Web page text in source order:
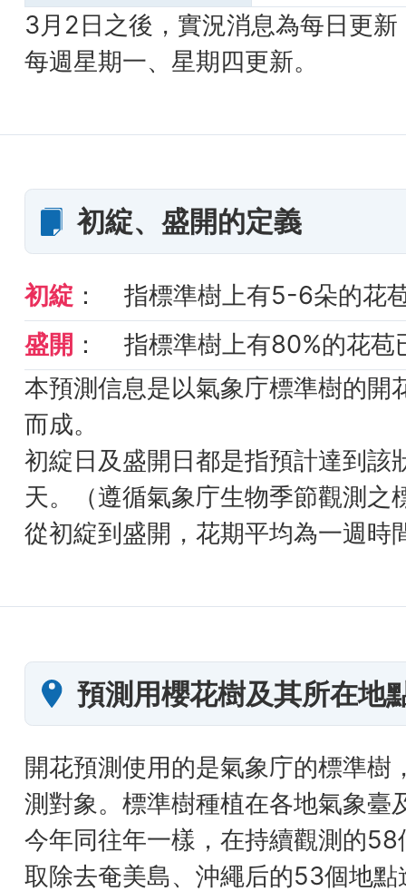
3月2日之後，實況消息為每日更
每週星期一、星期四更新。
初綻、盛開的定義
初綻 ：
指標準樹上有5-6朵的花
盛開 ：
指標準樹上有80%的花苞
本預測信息是以氣象庁標準樹的開
而成。
初綻日及盛開日都是指預計達到該
天。（遵循氣象庁生物季節觀測之
從初綻到盛開，花期平均為一週時
預測用櫻花樹及其所在地
開花預測使用的是氣象庁的標準樹
測對象。標準樹種植在各地氣象臺
今年同往年一樣，在持續觀測的58
取除去奄美島、沖繩后的53個地點